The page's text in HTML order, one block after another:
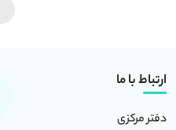
ارتباط با ما
دفتر مرکزی